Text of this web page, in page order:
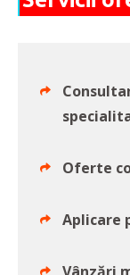
Oferte
Aplicare